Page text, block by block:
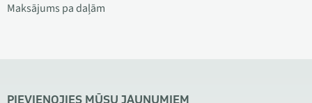
Maksājums pa daļām
PIEVIENOJIES MŪSU JAUNUMIEM